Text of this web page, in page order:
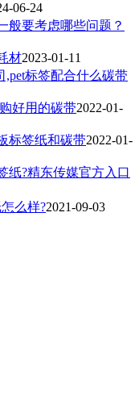
06-24
般要考虑哪些问题？
材2023-01-11
,pet标签配合什么碳带
好用的碳带2022-01-
标签纸和碳带2022-01-
纸?精东传媒官方入口
么样?2021-09-03